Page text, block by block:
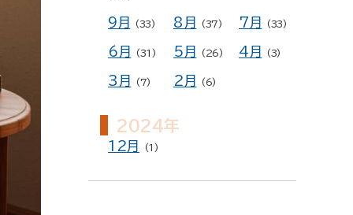
9月 (33) 8月 (37) 7月 (33)
6月 (31) 5月 (26) 4月 (3)
3月 (7) 2月 (6)
2024年
12月 (1)